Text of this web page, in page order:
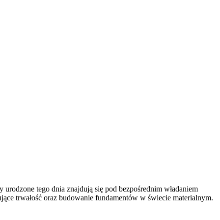
tego dnia znajdują się pod bezpośrednim władaniem
trwałość oraz budowanie fundamentów w świecie materialnym.